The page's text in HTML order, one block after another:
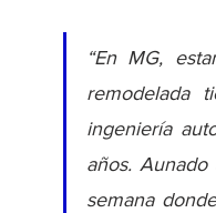
“En MG,
remodelada
ingeniería
años.
semana